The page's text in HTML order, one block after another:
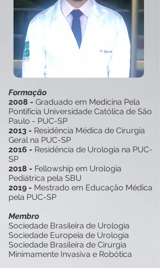
Formação
2008 - Graduado em Medicina Pela
Pontifícia Universidade Católica de São
Paulo - PUC-SP
2013 - Residência Médica de Cirurgia
Geral na PUC-SP
2016 - Residência de Urologia na PUC-
SP
2018 - Fellowship em Urologia
Pediátrica pela SBU
2019 - Mestrado em Educação Médica
pela PUC-SP
Membro
Sociedade Brasileira de Urologia
Sociedade Europeia de Urologia
Sociedade Brasileira de Cirurgia
Minimamente Invasiva e Robótica